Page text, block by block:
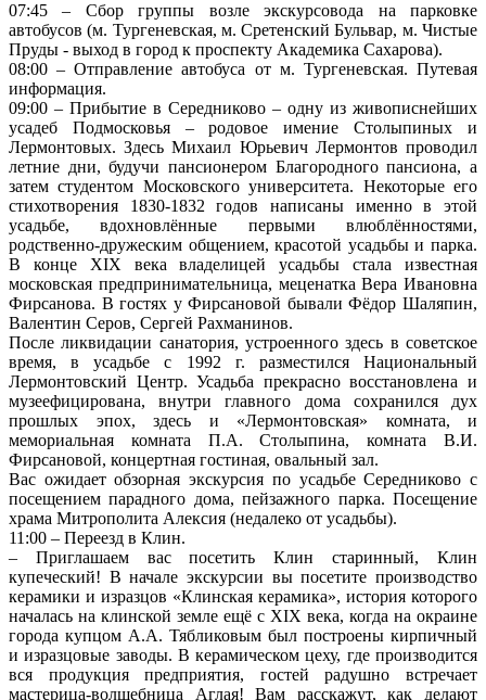
07:45 – Сбор группы возле экскурсовода на парковке
автобусов (м. Тургеневская, м. Сретенский Бульвар, м. Чистые
Пруды - выход в город к проспекту Академика Сахарова).
08:00 – Отправление автобуса от м. Тургеневская. Путевая
информация.
09:00 – Прибытие в Середниково – одну из живописнейших
усадеб Подмосковья – родовое имение Столыпиных и
Лермонтовых. Здесь Михаил Юрьевич Лермонтов проводил
летние дни, будучи пансионером Благородного пансиона, а
затем студентом Московского университета. Некоторые его
стихотворения 1830-1832 годов написаны именно в этой
усадьбе, вдохновлённые первыми влюблённостями,
родственно-дружеским общением, красотой усадьбы и парка.
В конце XIX века владелицей усадьбы стала известная
московская предпринимательница, меценатка Вера Ивановна
Фирсанова. В гостях у Фирсановой бывали Фёдор Шаляпин,
Валентин Серов, Сергей Рахманинов.
После ликвидации санатория, устроенного здесь в советское
время, в усадьбе с 1992 г. разместился Национальный
Лермонтовский Центр. Усадьба прекрасно восстановлена и
музеефицирована, внутри главного дома сохранился дух
прошлых эпох, здесь и «Лермонтовская» комната, и
мемориальная комната П.А. Столыпина, комната В.И.
Фирсановой, концертная гостиная, овальный зал.
Вас ожидает обзорная экскурсия по усадьбе Середниково с
посещением парадного дома, пейзажного парка. Посещение
храма Митрополита Алексия (недалеко от усадьбы).
11:00 – Переезд в Клин.
– Приглашаем вас посетить Клин старинный, Клин
купеческий! В начале экскурсии вы посетите производство
керамики и изразцов «Клинская керамика», история которого
началась на клинской земле ещё с ХIХ века, когда на окраине
города купцом А.А. Тябликовым был построены кирпичный
и изразцовые заводы. В керамическом цеху, где производится
вся продукция предприятия, гостей радушно встречает
мастерица-волшебница Аглая! Вам расскажут, как делают